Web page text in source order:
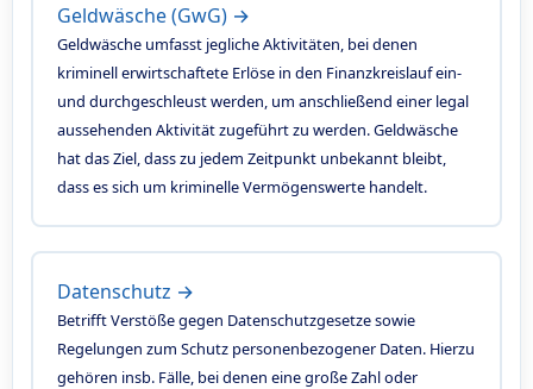
Geldwäsche (GwG) →
Geldwäsche umfasst jegliche Aktivitäten, bei denen
kriminell erwirtschaftete Erlöse in den Finanzkreislauf ein-
und durchgeschleust werden, um anschließend einer legal
aussehenden Aktivität zugeführt zu werden. Geldwäsche
hat das Ziel, dass zu jedem Zeitpunkt unbekannt bleibt,
dass es sich um kriminelle Vermögenswerte handelt.
Datenschutz →
Betrifft Verstöße gegen Datenschutzgesetze sowie
Regelungen zum Schutz personenbezogener Daten. Hierzu
gehören insb. Fälle, bei denen eine große Zahl oder